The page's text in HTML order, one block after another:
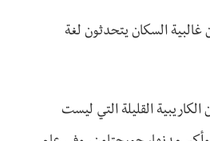
غالبية السكان يتحدثون لغة
الكاريبية القليلة التي ليست